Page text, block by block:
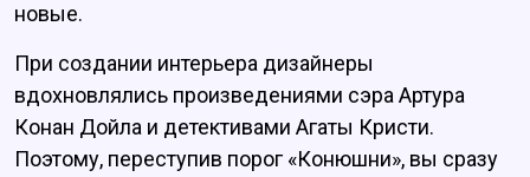
новые.
При создании интерьера дизайнеры
вдохновлялись произведениями сэра Артура
Конан Дойла и детективами Агаты Кристи.
Поэтому, переступив порог «Конюшни», вы сразу